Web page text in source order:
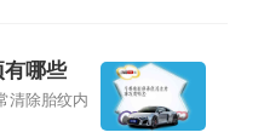
哪些
清除胎纹内